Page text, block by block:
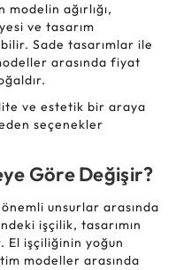
ağırlığı,
ve tasarım
Sade tasarımlar ile
arasında fiyat
ve estetik bir araya
seçenekler
Göre Değişir?
unsurlar arasında
işçilik, tasarımın
El işçiliğinin yoğun
modeller arasında